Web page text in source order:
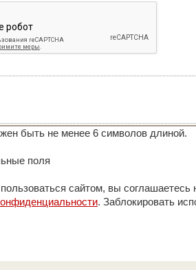
быть не менее 6 символов длиной.
поля
сайтом, вы соглашаетесь
. Заблокировать